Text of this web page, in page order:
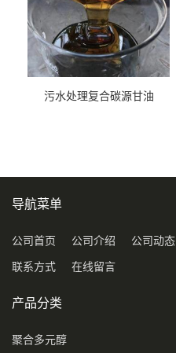
污水处理复合碳源甘油
导航菜单
公司首页 公司介绍 公司动态
联系方式 在线留言
产品分类
聚合多元醇